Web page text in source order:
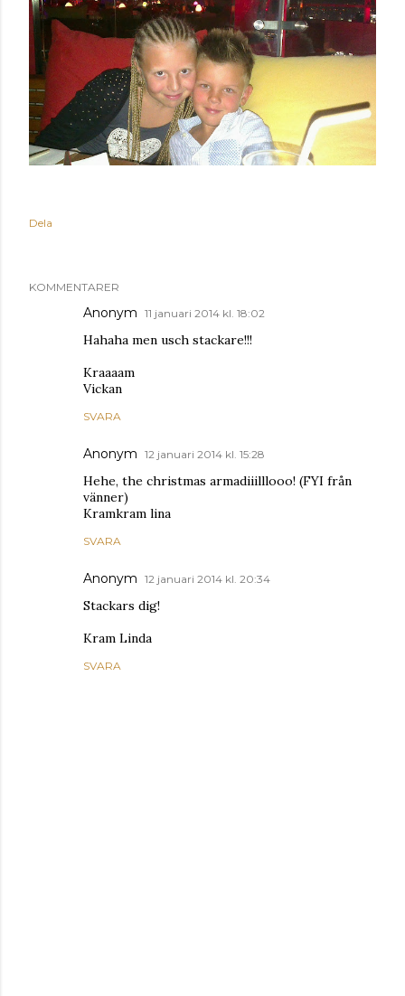
Dela
KOMMENTARER
Anonym 11 januari 2014 kl. 18:02
Hahaha men usch stackare!!!
Kraaaam
Vickan
SVARA
Anonym 12 januari 2014 kl. 15:28
Hehe, the christmas armadiiilllooo! (FYI från
vänner)
Kramkram lina
SVARA
Anonym 12 januari 2014 kl. 20:34
Stackars dig!
Kram Linda
SVARA